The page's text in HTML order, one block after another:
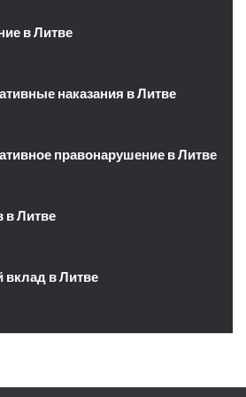
в Литве
наказания в Литве
правонарушение в Литве
в Литве
вклад в Литве